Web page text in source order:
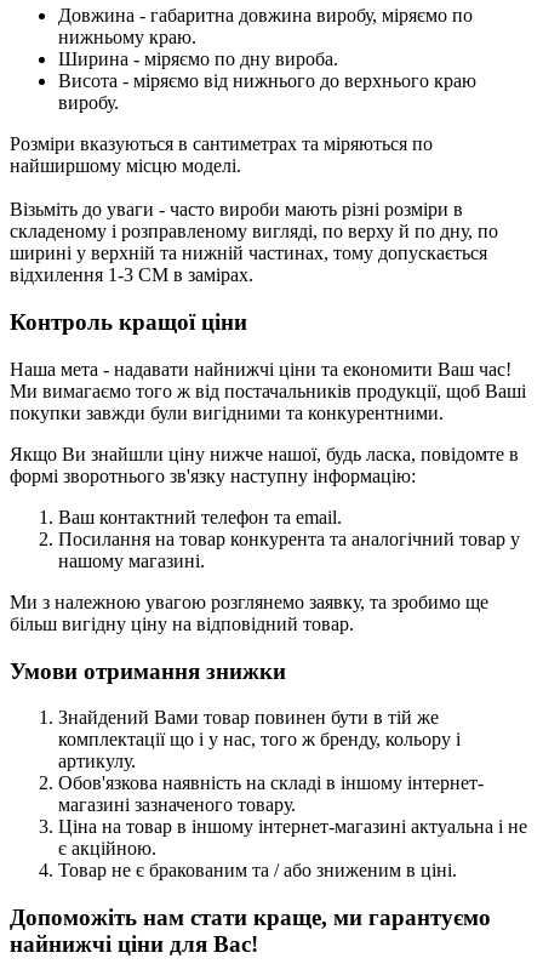
Довжина - габаритна довжина виробу, міряємо по
нижньому краю.
Ширина - міряємо по дну вироба.
Висота - міряємо від нижнього до верхнього краю
виробу.
Розміри вказуються в сантиметрах та міряються по
найширшому місцю моделі.
Візьміть до уваги - часто вироби мають різні розміри в
складеному і розправленому вигляді, по верху й по дну, по
ширині у верхній та нижній частинах, тому допускається
відхилення 1-3 СМ в замірах.
Контроль кращої ціни
Наша мета - надавати найнижчі ціни та економити Ваш час!
Ми вимагаємо того ж від постачальників продукції, щоб Ваші
покупки завжди були вигідними та конкурентними.
Якщо Ви знайшли ціну нижче нашої, будь ласка, повідомте в
формі зворотнього зв'язку наступну інформацію:
Ваш контактний телефон та email.
Посилання на товар конкурента та аналогічний товар у
нашому магазині.
Ми з належною увагою розглянемо заявку, та зробимо ще
більш вигідну ціну на відповідний товар.
Умови отримання знижки
Знайдений Вами товар повинен бути в тій же
комплектації що і у нас, того ж бренду, кольору і
артикулу.
Обов'язкова наявність на складі в іншому інтернет-
магазині зазначеного товару.
Ціна на товар в іншому інтернет-магазині актуальна і не
є акційною.
Товар не є бракованим та / або зниженим в ціні.
Допоможіть нам стати краще, ми гарантуємо
найнижчі ціни для Вас!